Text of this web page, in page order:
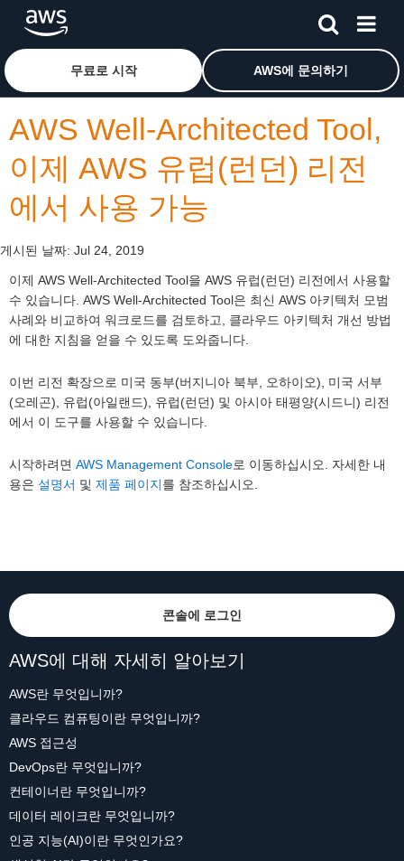
메인 콘텐츠로 건너뛰기Amazon Web Services 홈 페이지로 돌아가려면 여기를 클
무료로 시작 AWS에 문의하기
AWS Well-Architected Tool,
이제 AWS 유럽(런던) 리전
에서 사용 가능
게시된 날짜: Jul 24, 2019
이제 AWS Well-Architected Tool을 AWS 유럽(런던) 리전에서 사용할
수 있습니다. AWS Well-Architected Tool은 최신 AWS 아키텍처 모범
사례와 비교하여 워크로드를 검토하고, 클라우드 아키텍처 개선 방법
에 대한 지침을 얻을 수 있도록 도와줍니다.
이번 리전 확장으로 미국 동부(버지니아 북부, 오하이오), 미국 서부
(오레곤), 유럽(아일랜드), 유럽(런던) 및 아시아 태평양(시드니) 리전
에서 이 도구를 사용할 수 있습니다.
시작하려면 AWS Management Console로 이동하십시오. 자세한 내
용은 설명서 및 제품 페이지를 참조하십시오.
콘솔에 로그인
AWS에 대해 자세히 알아보기
AWS란 무엇입니까?
클라우드 컴퓨팅이란 무엇입니까?
AWS 접근성
DevOps란 무엇입니까?
컨테이너란 무엇입니까?
데이터 레이크란 무엇입니까?
인공 지능(AI)이란 무엇인가요?